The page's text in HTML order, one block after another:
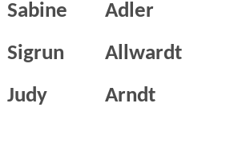
Sabine
Adler
Sigrun
Allwardt
Judy
Arndt